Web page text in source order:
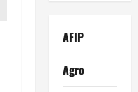
AFIP
Agro